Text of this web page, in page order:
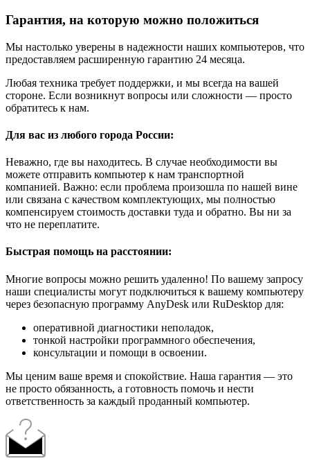
Гарантия, на которую можно положиться
Мы настолько уверены в надежности наших компьютеров, что
предоставляем расширенную гарантию 24 месяца.
Любая техника требует поддержки, и мы всегда на вашей
стороне. Если возникнут вопросы или сложности — просто
обратитесь к нам.
Для вас из любого города России:
Неважно, где вы находитесь. В случае необходимости вы
можете отправить компьютер к нам транспортной
компанией. Важно: если проблема произошла по нашей вине
или связана с качеством комплектующих, мы полностью
компенсируем стоимость доставки туда и обратно. Вы ни за
что не переплатите.
Быстрая помощь на расстоянии:
Многие вопросы можно решить удаленно! По вашему запросу
наши специалисты могут подключиться к вашему компьютеру
через безопасную программу AnyDesk или RuDesktop для:
оперативной диагностики неполадок,
тонкой настройки программного обеспечения,
консультации и помощи в освоении.
Мы ценим ваше время и спокойствие. Наша гарантия — это
не просто обязанность, а готовность помочь и нести
ответственность за каждый проданный компьютер.